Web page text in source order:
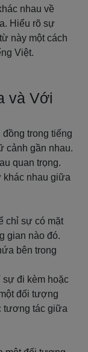
nhau về
Hiểu rõ sự
này một cách
Việt.
và Với
trong tiếng
cảnh gần nhau.
quan trọng.
khác nhau giữa
chỉ sự có mặt
gian nào đó.
bên trong
đi kèm hoặc
đối tượng
tương tác giữa